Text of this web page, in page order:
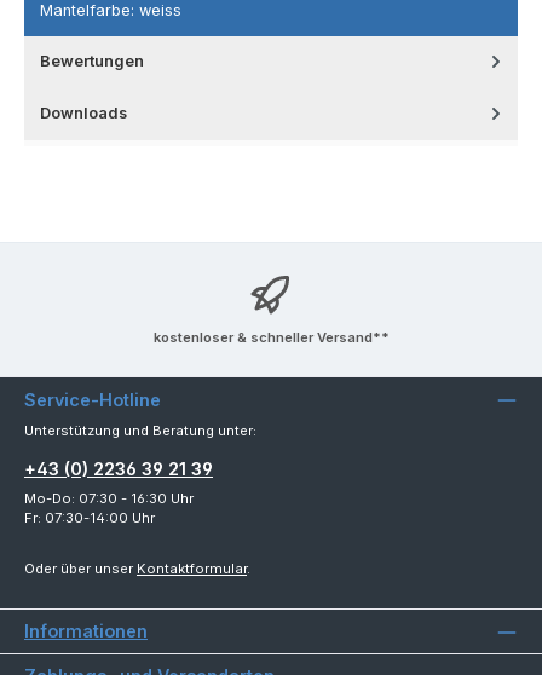
Mantelfarbe: weiss
Bewertungen
Downloads
kostenloser & schneller Versand**
Service-Hotline
Unterstützung und Beratung unter:
+43 (0) 2236 39 21 39
Mo-Do: 07:30 - 16:30 Uhr
Fr: 07:30-14:00 Uhr
Oder über unser Kontaktformular.
Informationen